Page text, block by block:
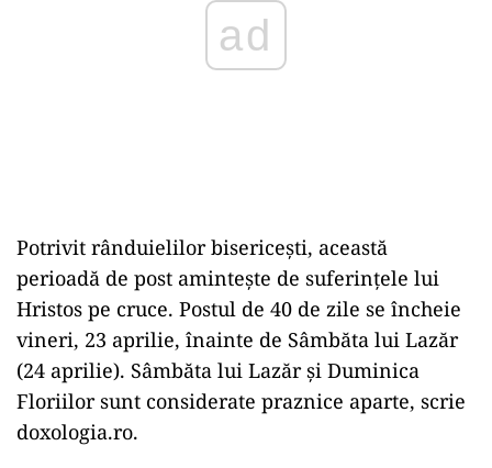
ad
Potrivit rânduielilor bisericești, această
perioadă de post amintește de suferințele lui
Hristos pe cruce. Postul de 40 de zile se încheie
vineri, 23 aprilie, înainte de Sâmbăta lui Lazăr
(24 aprilie). Sâmbăta lui Lazăr și Duminica
Floriilor sunt considerate praznice aparte, scrie
doxologia.ro.